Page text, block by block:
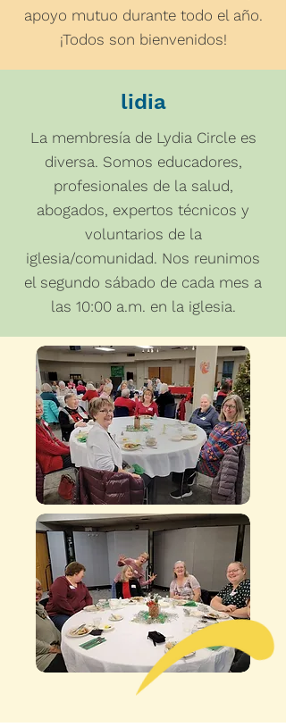
apoyo mutuo durante todo el año.
¡Todos son bienvenidos!
lidia
La membresía de Lydia Circle es
diversa. Somos educadores,
profesionales de la salud,
abogados, expertos técnicos y
voluntarios de la
iglesia/comunidad. Nos reunimos
el segundo sábado de cada mes a
las 10:00 a.m. en la iglesia.